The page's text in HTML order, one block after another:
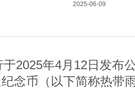
2025-06-09
2025年4月12日发布
念币（以下简称热带